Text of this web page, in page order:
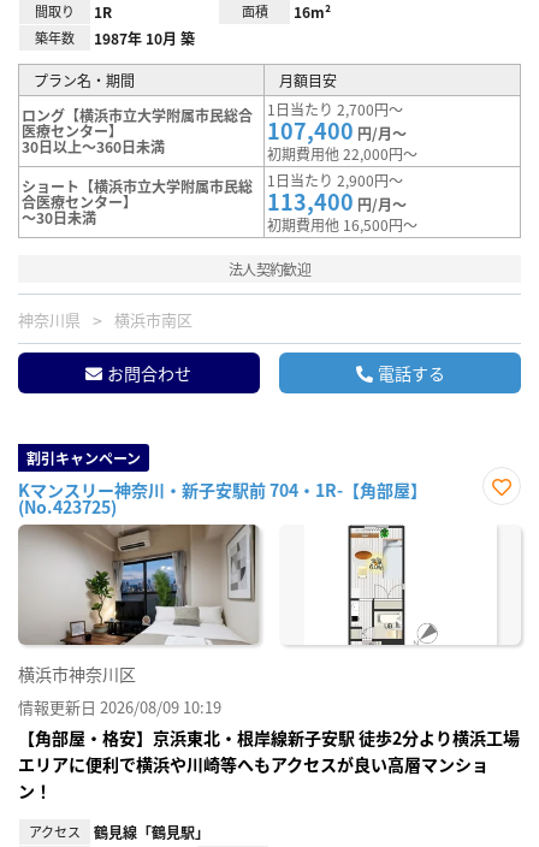
間取り 1R 面積 16m²
築年数 1987年 10月 築
プラン名・期間
月額目安
ロング【横浜市立大学附属市民総合
医療センター】
30日以上～360日未満
1日当たり 2,700円～
107,400 円/月～
初期費用他 22,000円～
ショート【横浜市立大学附属市民総
合医療センター】
～30日未満
1日当たり 2,900円～
113,400 円/月～
初期費用他 16,500円～
法人契約歓迎
神奈川県 横浜市南区
お問合わせ 電話する
割引キャンペーン
Kマンスリー神奈川・新子安駅前 704・1R-【角部屋】
(No.423725)
に入
横浜市神奈川区
情報更新日 2026/08/09 10:19
【角部屋・格安】京浜東北・根岸線新子安駅 徒歩2分より横浜工場
エリアに便利で横浜や川崎等へもアクセスが良い高層マンショ
ン！
アクセス 鶴見線「鶴見駅」